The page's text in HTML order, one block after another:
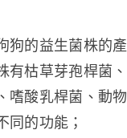
狗的益生菌株的產
有枯草芽孢桿菌、
嗜酸乳桿菌、動
同的功能；